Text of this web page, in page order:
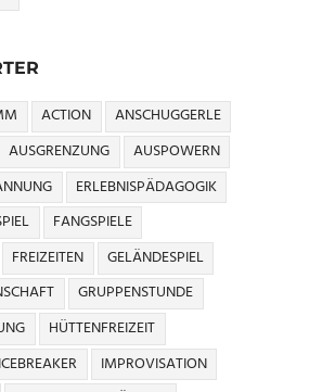
ACTION
ANSCHUGGERLE
AUSGRENZUNG
AUSPOWERN
ERLEBNISPÄDAGOGIK
FANGSPIELE
FREIZEITEN
GELÄNDESPIEL
GRUPPENSTUNDE
HÜTTENFREIZEIT
ICEBREAKER
IMPROVISATION